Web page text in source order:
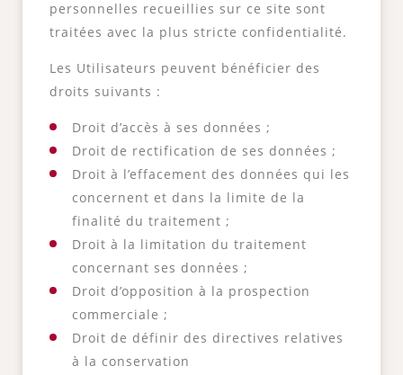
personnelles recueillies sur ce site sont
traitées avec la plus stricte confidentialité.
Les Utilisateurs peuvent bénéficier des
droits suivants :
Droit d’accès à ses données ;
Droit de rectification de ses données ;
Droit à l’effacement des données qui les
concernent et dans la limite de la
finalité du traitement ;
Droit à la limitation du traitement
concernant ses données ;
Droit d’opposition à la prospection
commerciale ;
Droit de définir des directives relatives
à la conservation